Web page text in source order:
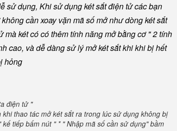
sử dụng, Khi sử dụng két sắt điện tử các bạn
cần xoay vặn mã số mở như dòng két sắt
két có có thêm tính năng mở bằng cơ " 2 tính
cao, và dễ dàng sử lý mở két sắt khi khi bị hết
hỏng
điện tử "
thao tác mở két sắt ra trong lúc sử dụng không bị
tiếp bấm nút " * " Nhập mã số cần sử dụng" bầm